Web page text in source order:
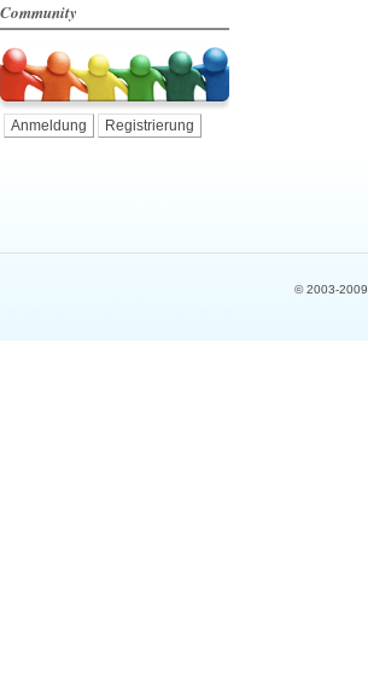
Community
Anmeldung Registrierung
© 2003-2009